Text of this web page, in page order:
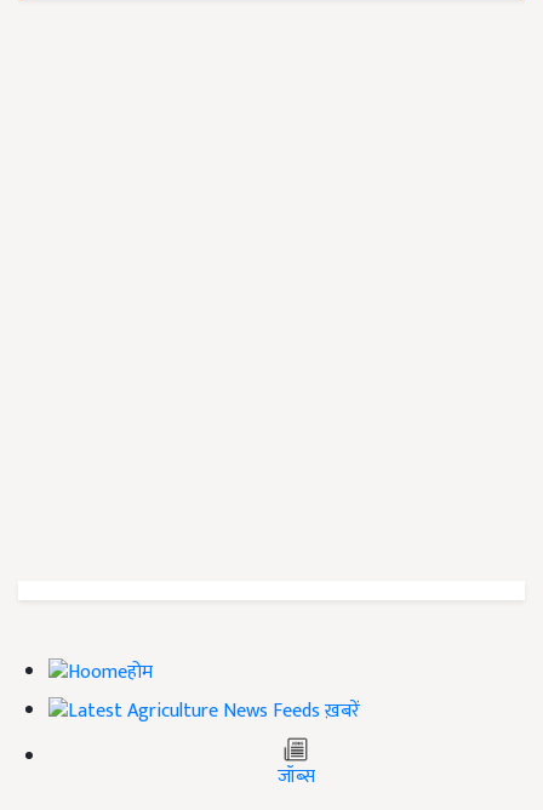
होम
ख़बरें
जॉब्स